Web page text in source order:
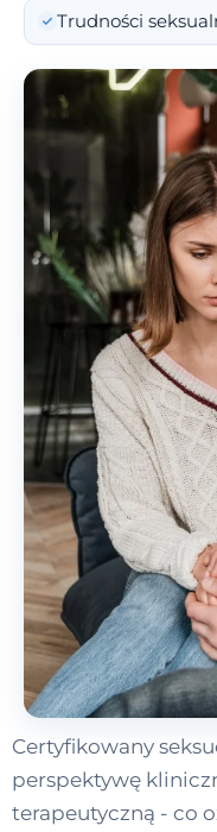
Trudności
Certyfikowany
perspektywę
terapeutyczną - co